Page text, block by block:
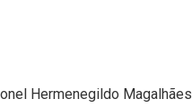
Hermenegildo Magalhães